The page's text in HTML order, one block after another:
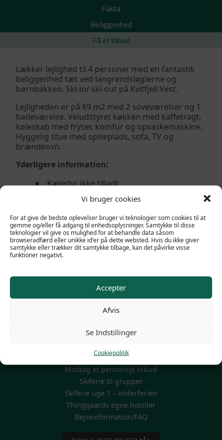
Vi bruger cookies
For at give de bedste oplevelser bruger vi teknologier som cookies til at
gemme og/eller få adgang til enhedsoplysninger. Samtykke til disse
teknologier vil give os mulighed for at behandle data såsom
browseradfærd eller unikke id'er på dette websted. Hvis du ikke giver
samtykke eller trækker dit samtykke tilbage, kan det påvirke visse
funktioner negativt.
Accepter
Afvis
Se Indstillinger
Cookiepolitik
Fakta
Beliggenhed
Få et tilbud
Lækker lejlighed til 4 personer med en fantastik
beliggenhed tæt ved langrendsløjperne og
børnbakken. Ski-in/ ski-out på Kvitfjell Vest.
Lejligheden er på 69 m2 med 2 soveværelser og 1
badeværelse. Veludstyret køkken med kaffetragt,
køleskab med fryser, komfur og opvaskemaskine.
Hyggelig stue med spiseplads, sofa, TV og
brændeovn.
Yderligere information:
Kæledyr ikke tilladt
Check-in efter kl. 17.00/ check-ud senest
POPULÆRE LINKS
Familieskiferie
Mini Skiferie 3-4-5 dage
Modtag et personligt tilbud
Skiferie til grupper
Skiferie uge 7 – vinterferien
Thinggaards egne hoteller
Rejseinformation/FAQ